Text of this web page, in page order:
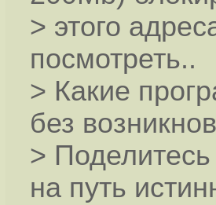
> этого
посмотреть..
> Какие
без
>
на путь